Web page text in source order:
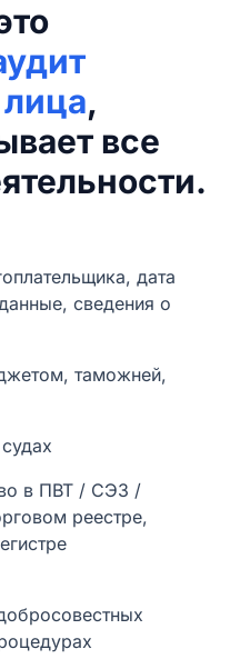
,
все
дата
сведения о
таможней,
в ПВТ / СЭЗ /
реестре,